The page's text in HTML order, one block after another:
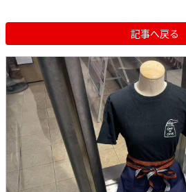
記事へ戻る